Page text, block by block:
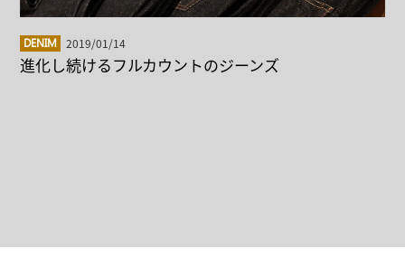
DENIM 2019/01/14
進化し続けるフルカウントのジーンズ